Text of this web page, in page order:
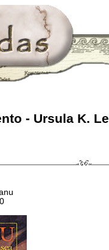
- Ursula K. Le